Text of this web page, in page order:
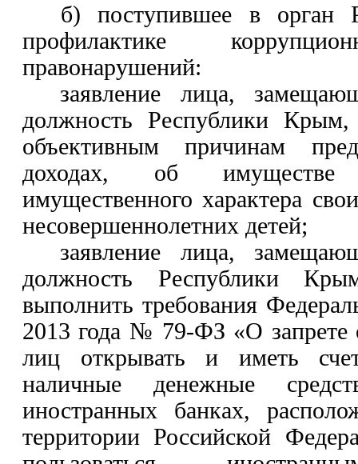
б)поступившее в орган
профилактике
правонарушений:
заявление лица,
должность Республики
объективным причинам
доходах, об имуществе
имущественного характера
несовершеннолетних детей;
заявление лица,
должность Республики
выполнить требования
2013 года № 79-ФЗ «О запрете
лиц открывать и иметь
наличные денежные
иностранных банках,
территории Российской